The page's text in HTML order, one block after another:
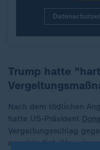
Trump hatte
Nach dem tödlichen
hatte US-Präsident
Vergeltungsschlag
angekündigt. "Ja, wir